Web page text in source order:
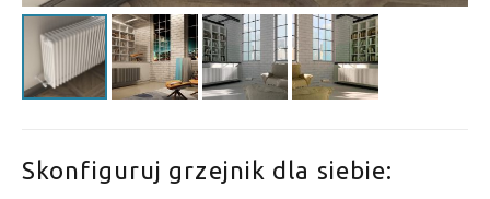
Skonfiguruj grzejnik dla siebie: